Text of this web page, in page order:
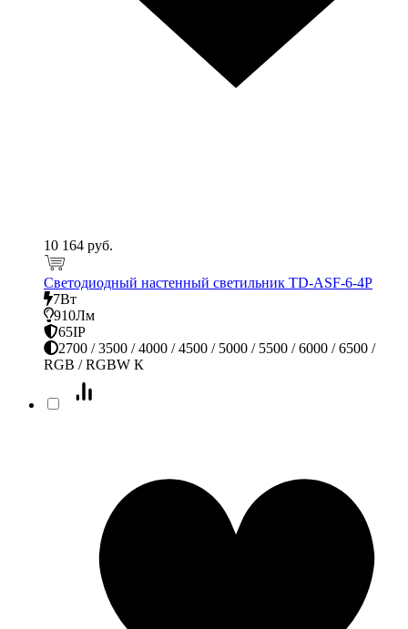
10 164 руб.
Светодиодный настенный светильник TD-ASF-6-4P
7Вт
910Лм
65IP
2700 / 3500 / 4000 / 4500 / 5000 / 5500 / 6000 / 6500 /
RGB / RGBW К